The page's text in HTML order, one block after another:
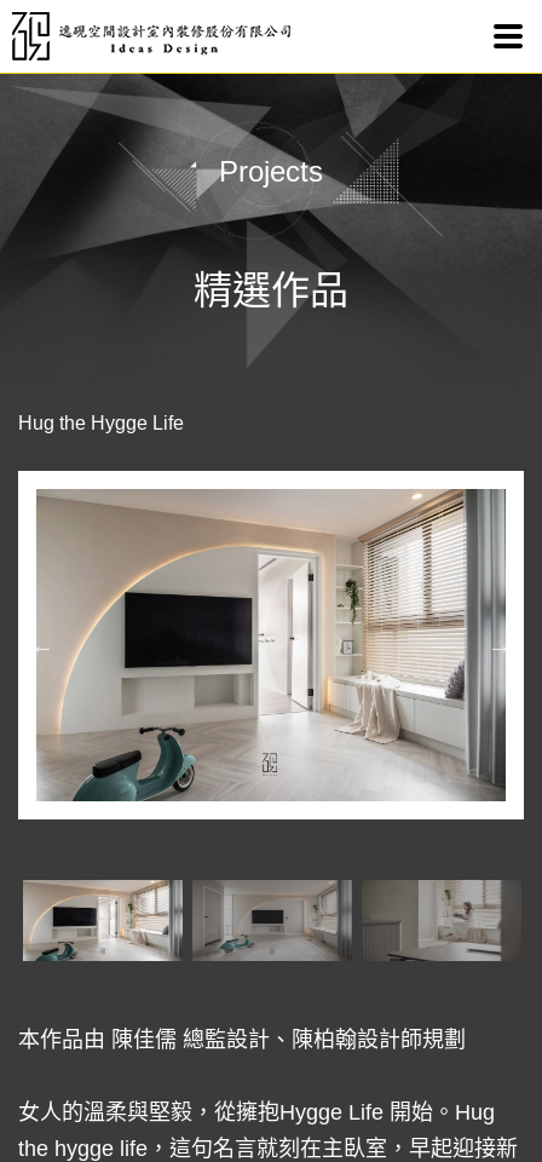
Projects
精選作品
Hug the Hygge Life
本作品由 陳佳儒 總監設計、陳柏翰設計師規劃
女人的溫柔與堅毅，從擁抱Hygge Life 開始。Hug
the hygge life，這句名言就刻在主臥室，早起迎接新